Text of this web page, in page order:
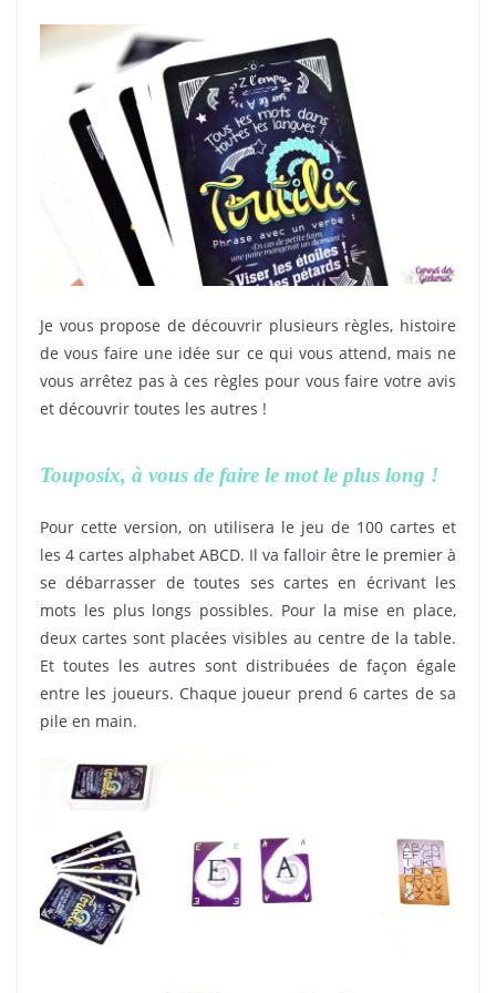
Je vous propose de découvrir plusieurs règles, histoire
de vous faire une idée sur ce qui vous attend, mais ne
vous arrêtez pas à ces règles pour vous faire votre avis
et découvrir toutes les autres !
Touposix, à vous de faire le mot le plus long !
Pour cette version, on utilisera le jeu de 100 cartes et
les 4 cartes alphabet ABCD. Il va falloir être le premier à
se débarrasser de toutes ses cartes en écrivant les
mots les plus longs possibles. Pour la mise en place,
deux cartes sont placées visibles au centre de la table.
Et toutes les autres sont distribuées de façon égale
entre les joueurs. Chaque joueur prend 6 cartes de sa
pile en main.